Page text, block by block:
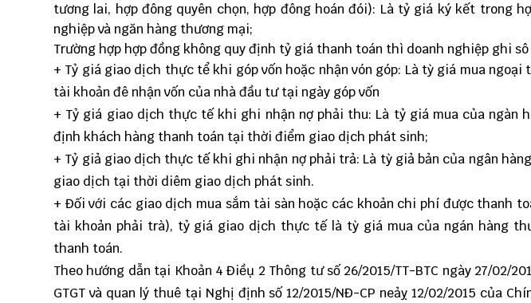
tương lai, hợp đông quyên chọn, hợp đông hoán đói): Là tỷ giá ký kết trong
nghiệp và ngăn hàng thương mại;
Trường hợp hợp đồng không quy định tỷ giá thanh toán thì doanh nghiệp ghi
+ Tỷ giá giao dịch thực tể khi góp vốn hoặc nhận vón góp: Là tỳ giá mua ngoại
tài khoản đê nhận vốn của nhà đầu tư tại ngày góp vốn
+ Tỷ giá giao dịch thực tế khi ghi nhận nợ phải thu: Là tỷ giá mua của ngàn
định khách hàng thanh toán tại thời điểm giao dịch phát sinh;
+ Tỷ giả giao dịch thực tế khi ghi nhận nợ phải trả: Là tỳ giả bản của ngân
giao dịch tại thời diêm giao dịch phát sinh.
+ Đối với các giao dịch mua sắm tài sàn hoặc các khoản chi phí được thanh
tài khoản phải trà), tỷ giá giao dịch thực tế là tỳ giá mua của ngán hàng
thanh toán.
Theo hướng dẫn tại Khoản 4 Điềụ 2 Thông tư số 26/2015/TT-BTC ngày 27/02/
GTGT và quan lý thuê tại Nghị định số 12/2015/NĐ-CP neảỵ 12/02/2015 của